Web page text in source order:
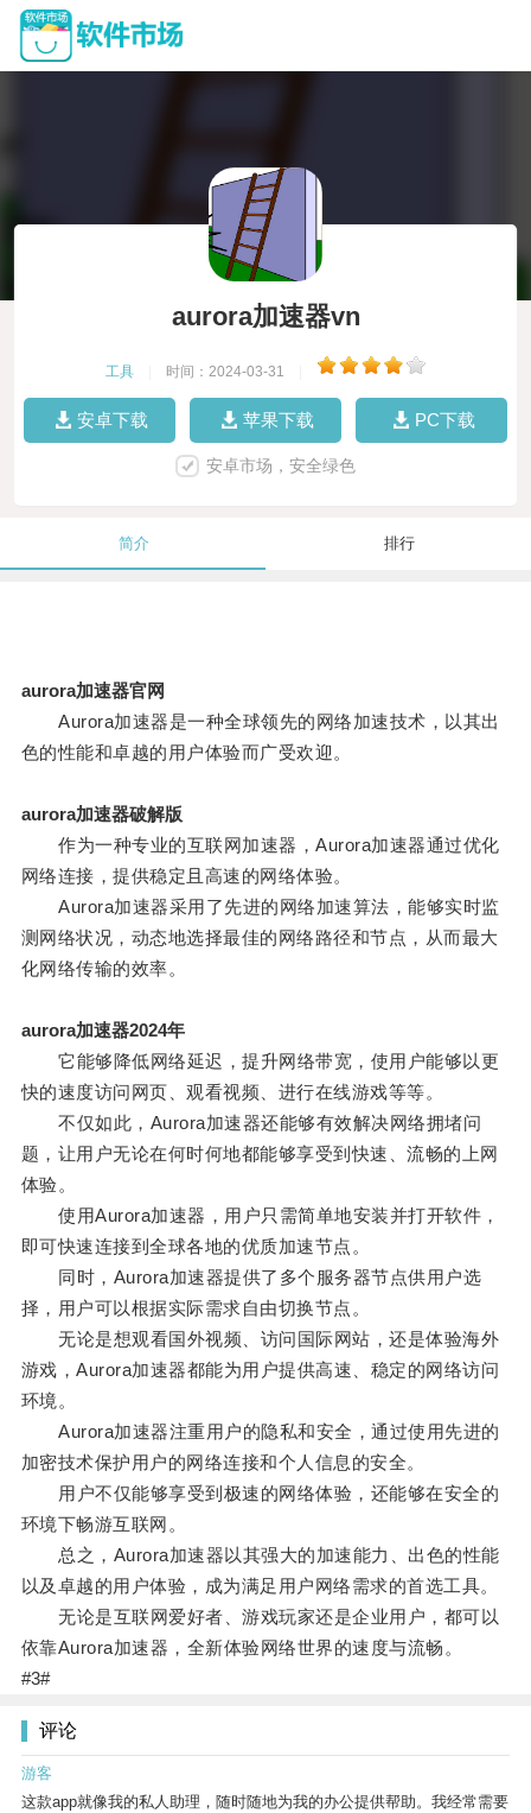
aurora加速器vn
工具 时间：2024-03-31
安卓下载 苹果下载 PC下载
安卓市场，安全绿色
简介 排行
aurora加速器官网
Aurora加速器是一种全球领先的网络加速技术，以其出
色的性能和卓越的用户体验而广受欢迎。
aurora加速器破解版
作为一种专业的互联网加速器，Aurora加速器通过优化
网络连接，提供稳定且高速的网络体验。
Aurora加速器采用了先进的网络加速算法，能够实时监
测网络状况，动态地选择最佳的网络路径和节点，从而最大
化网络传输的效率。
aurora加速器2024年
它能够降低网络延迟，提升网络带宽，使用户能够以更
快的速度访问网页、观看视频、进行在线游戏等等。
不仅如此，Aurora加速器还能够有效解决网络拥堵问
题，让用户无论在何时何地都能够享受到快速、流畅的上网
体验。
使用Aurora加速器，用户只需简单地安装并打开软件，
即可快速连接到全球各地的优质加速节点。
同时，Aurora加速器提供了多个服务器节点供用户选
择，用户可以根据实际需求自由切换节点。
无论是想观看国外视频、访问国际网站，还是体验海外
游戏，Aurora加速器都能为用户提供高速、稳定的网络访问
环境。
Aurora加速器注重用户的隐私和安全，通过使用先进的
加密技术保护用户的网络连接和个人信息的安全。
用户不仅能够享受到极速的网络体验，还能够在安全的
环境下畅游互联网。
总之，Aurora加速器以其强大的加速能力、出色的性能
以及卓越的用户体验，成为满足用户网络需求的首选工具。
无论是互联网爱好者、游戏玩家还是企业用户，都可以
依靠Aurora加速器，全新体验网络世界的速度与流畅。
#3#
评论
游客
这款app就像我的私人助理，随时随地为我的办公提供帮助。我经常需要